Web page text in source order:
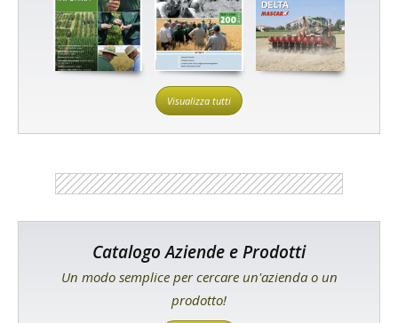
Visualizza tutti
Catalogo Aziende e Prodotti
Un modo semplice per cercare un'azienda o un
prodotto!